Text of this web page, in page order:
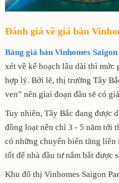
Đánh giá về giá bán
Bảng giá bán Vinhomes
xét về kế hoạch lâu dài thì mức
hợp lý. Bởi lẽ, thị trường Tây
ven” nên giai đoạn đầu sẽ có
Tuy nhiên, Tây Bắc đang được
đồng loạt nên chỉ 3 - 5 năm tới
có những chuyển biến tăng
tốt để nhà đầu tư nắm bắt được
Khu đô thị Vinhomes Saigon